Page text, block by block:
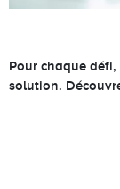
Pour chaque
solution.